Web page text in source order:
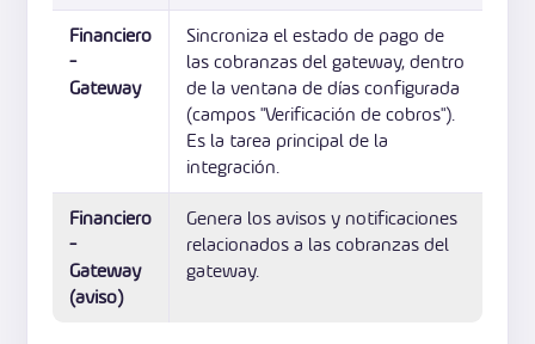
Financiero
-
Gateway
Sincroniza el estado de pago de
las cobranzas del gateway, dentro
de la ventana de días configurada
(campos "Verificación de cobros").
Es la tarea principal de la
integración.
Financiero
-
Gateway
(aviso)
Genera los avisos y notificaciones
relacionados a las cobranzas del
gateway.